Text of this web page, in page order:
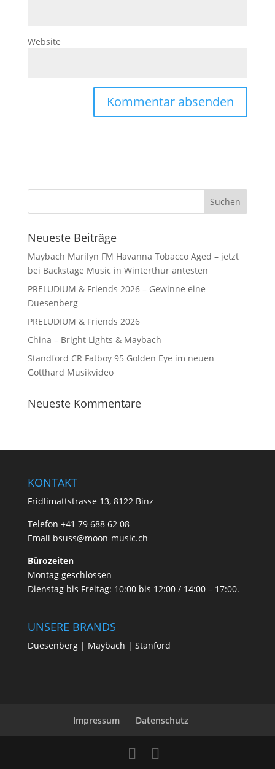
Website
Neueste Beiträge
Maybach Marilyn FM Havanna Tobacco Aged – jetzt
bei Backstage Music in Winterthur antesten
PRELUDIUM & Friends 2026 – Gewinne eine
Duesenberg
PRELUDIUM & Friends 2026
China – Bright Lights & Maybach
Standford CR Fatboy 95 Golden Eye im neuen
Gotthard Musikvideo
Neueste Kommentare
KONTAKT
Fridlimattstrasse 13, 8122 Binz
Telefon +41 79 688 62 08
Email bsuss@moon-music.ch
Bürozeiten
Montag geschlossen
Dienstag bis Freitag: 10:00 bis 12:00 / 14:00 – 17:00.
UNSERE BRANDS
Duesenberg | Maybach | Stanford
Impressum Datenschutz